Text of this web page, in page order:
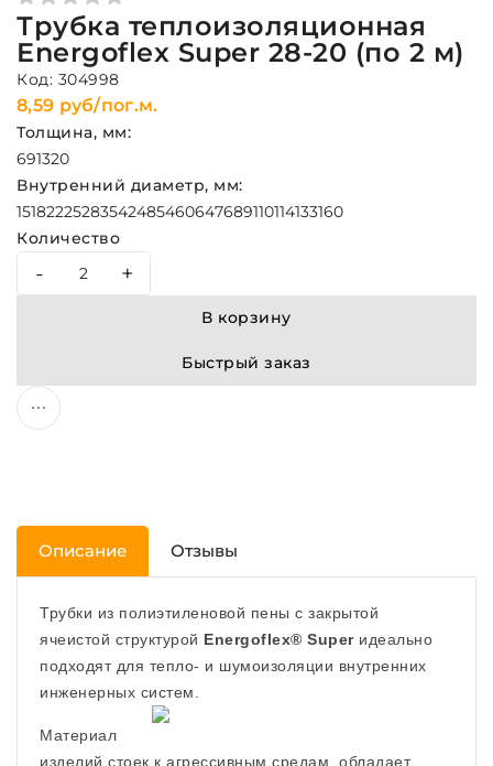
Трубка теплоизоляционная
Energoflex Super 28-20 (по 2 м)
Код: 304998
8,59 руб/пог.м.
Толщина, мм:
691320
Внутренний диаметр, мм:
15182225283542485460647689110114133160
Количество
- +
В корзину
Быстрый заказ
Описание Отзывы
Трубки из полиэтиленовой пены с закрытой
ячеистой структурой Energoflex® Superидеально
подходят для тепло- и шумоизоляции внутренних
инженерных систем.
Материал
изделий стоек к агрессивным средам, обладает